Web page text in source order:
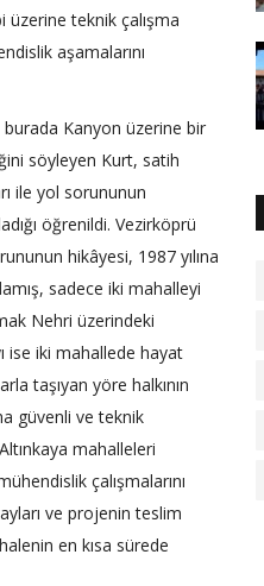
teknik çalışma
aşamalarını
burada Kanyon üzerine bir
söyleyen Kurt, satih
ile yol sorununun
öğrenildi. Vezirköprü
hikâyesi, 1987 yılına
sadece iki mahalleyi
Nehri üzerindeki
ise iki mahallede hayat
taşıyan yöre halkının
güvenli ve teknik
mahalleleri
çalışmalarını
ve projenin teslim
en kısa sürede